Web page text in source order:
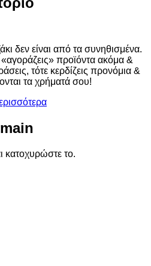
δεν είναι από τα συνηθισμένα.
προϊόντα ακόμα &
τότε κερδίζεις προνόμια &
τα χρήματά σου!
κατοχυρώστε το.